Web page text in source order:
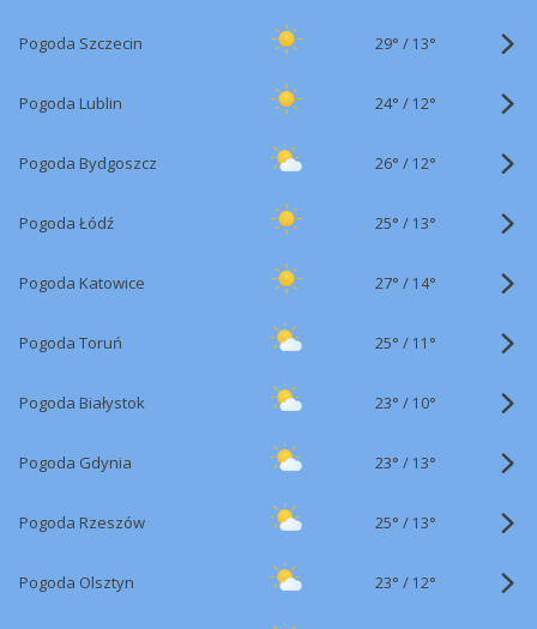
Pogoda Szczecin 29° / 13°
Pogoda Lublin 24° / 12°
Pogoda Bydgoszcz 26° / 12°
Pogoda Łódź 25° / 13°
Pogoda Katowice 27° / 14°
Pogoda Toruń 25° / 11°
Pogoda Białystok 23° / 10°
Pogoda Gdynia 23° / 13°
Pogoda Rzeszów 25° / 13°
Pogoda Olsztyn 23° / 12°